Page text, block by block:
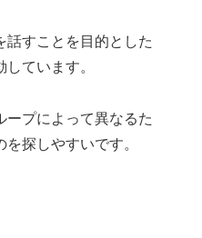
話すことを目的とした
ています。
ープによって異なるた
探しやすいです。